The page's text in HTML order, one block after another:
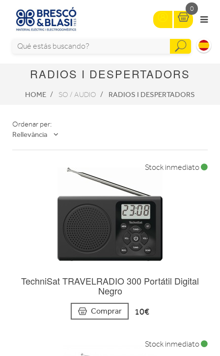
0
RADIOS I DESPERTADORS
HOME SO / AUDIO RADIOS I DESPERTADORS
Ordenar per:
Rellevància
TechniSat TRAVELRADIO 300 Portátil Digital
Negro
Comprar 10€
Stock inmediato
Stock inmediato